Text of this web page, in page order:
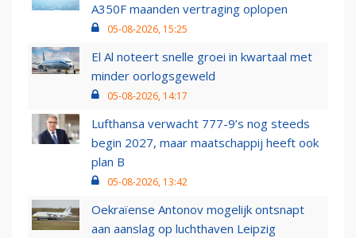
A350F maanden vertraging oplopen
05-08-2026, 15:25
El Al noteert snelle groei in kwartaal met
minder oorlogsgeweld
05-08-2026, 14:17
Lufthansa verwacht 777-9’s nog steeds
begin 2027, maar maatschappij heeft ook
plan B
05-08-2026, 13:42
Oekraïense Antonov mogelijk ontsnapt
aan aanslag op luchthaven Leipzig